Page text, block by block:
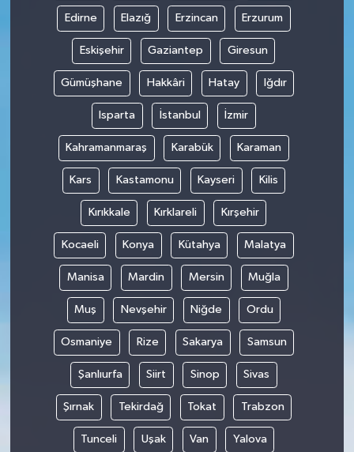
Edirne Elazığ Erzincan Erzurum
Eskişehir Gaziantep Giresun
Gümüşhane Hakkâri Hatay Iğdır
Isparta İstanbul İzmir
Kahramanmaraş Karabük Karaman
Kars Kastamonu Kayseri Kilis
Kırıkkale Kırklareli Kırşehir
Kocaeli Konya Kütahya Malatya
Manisa Mardin Mersin Muğla
Muş Nevşehir Niğde Ordu
Osmaniye Rize Sakarya Samsun
Şanlıurfa Siirt Sinop Sivas
Şırnak Tekirdağ Tokat Trabzon
Tunceli Uşak Van Yalova